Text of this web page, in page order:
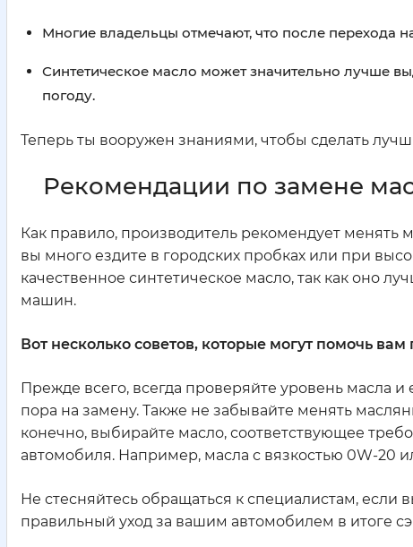
Многие владельцы отмечают, что после перехода
Синтетическое масло может значительно лучше
погоду.
Теперь ты вооружен знаниями, чтобы сделать
Рекомендации по замене
Как правило, производитель рекомендует менять
вы много ездите в городских пробках или при
качественное синтетическое масло, так как оно
машин.
Вот несколько советов, которые могут помочь
Прежде всего, всегда проверяйте уровень масла
пора на замену. Также не забывайте менять
конечно, выбирайте масло, соответствующее
автомобиля. Например, масла с вязкостью 0W-20
Не стесняйтесь обращаться к специалистам, если
правильный уход за вашим автомобилем в итоге